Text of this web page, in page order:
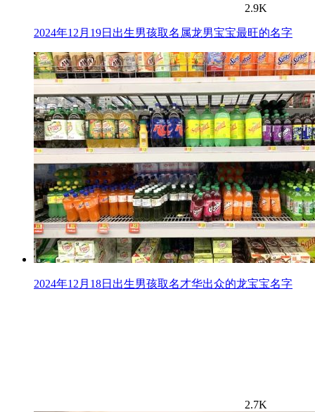
2.9K
2024年12月19日出生男孩取名属龙男宝宝最旺的名字
2024年12月18日出生男孩取名才华出众的龙宝宝名字
2.7K